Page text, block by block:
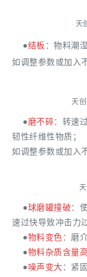
天
●结板 ：物料潮
如调整参数或加入
天
● 磨不碎：转速
韧性纤维性物质；
如调整参数或加入
●球磨罐撞破 ：
速过快导致冲击力
●物料变色 ：磨
●物料杂质含量高
● 噪声变大 ：紧